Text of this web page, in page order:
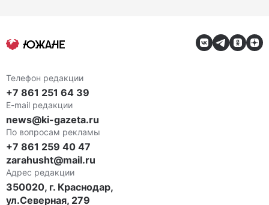
Телефон редакции
+7 861 251 64 39
E-mail редакции
news@ki-gazeta.ru
По вопросам рекламы
+7 861 259 40 47
zarahusht@mail.ru
Адрес редакции
350020, г. Краснодар,
ул.Северная, 279